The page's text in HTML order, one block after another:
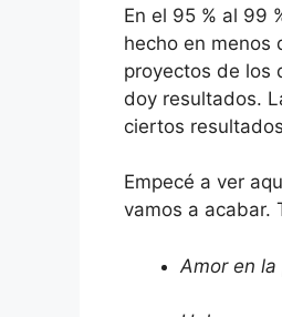
En el 95 % al 99
hecho en menos
proyectos de los
doy resultados.
ciertos
Empecé a ver
vamos a acabar.
Amor en